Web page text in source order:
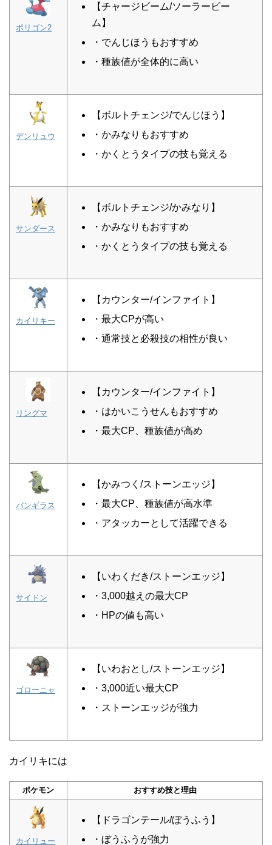
ポリゴン2
【チャージビーム/ソーラービー
ム】
・でんじほうもおすすめ
・種族値が全体的に高い
デンリュウ
【ボルトチェンジ/でんじほう】
・かみなりもおすすめ
・かくとうタイプの技も覚える
サンダース
【ボルトチェンジ/かみなり】
・かみなりもおすすめ
・かくとうタイプの技も覚える
カイリキー
【カウンター/インファイト】
・最大CPが高い
・通常技と必殺技の相性が良い
リングマ
【カウンター/インファイト】
・はかいこうせんもおすすめ
・最大CP、種族値が高め
バンギラス
【かみつく/ストーンエッジ】
・最大CP、種族値が高水準
・アタッカーとして活躍できる
サイドン
【いわくだき/ストーンエッジ】
・3,000越えの最大CP
・HPの値も高い
ゴローニャ
【いわおとし/ストーンエッジ】
・3,000近い最大CP
・ストーンエッジが強力
カイリキには
ポケモン おすすめ技と理由
カイリュー
【ドラゴンテール/ぼうふう】
・ぼうふうが強力